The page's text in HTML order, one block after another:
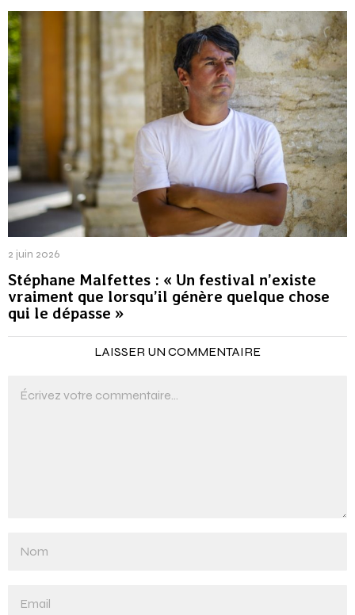
2 juin 2026
Stéphane Malfettes : « Un festival n’existe
vraiment que lorsqu’il génère quelque chose
qui le dépasse »
LAISSER UN COMMENTAIRE